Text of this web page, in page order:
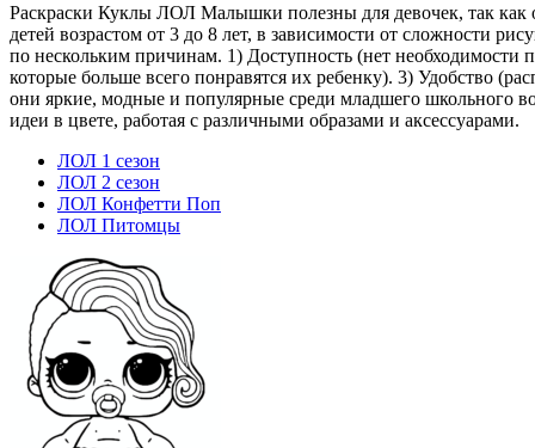
Раскраски Куклы ЛОЛ Малышки полезны для девочек, так как
детей возрастом от 3 до 8 лет, в зависимости от сложности
по нескольким причинам. 1) Доступность (нет необходимости
которые больше всего понравятся их ребенку). 3) Удобство
они яркие, модные и популярные среди младшего школьного
идеи в цвете, работая с различными образами и аксессуарами.
ЛОЛ 1 сезон
ЛОЛ 2 сезон
ЛОЛ Конфетти Поп
ЛОЛ Питомцы